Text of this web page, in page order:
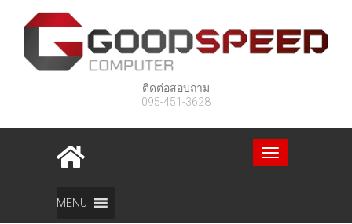
ติดต่อสอบถาม
095-451-3628
Toggle
navigation
MENU
สินค้า